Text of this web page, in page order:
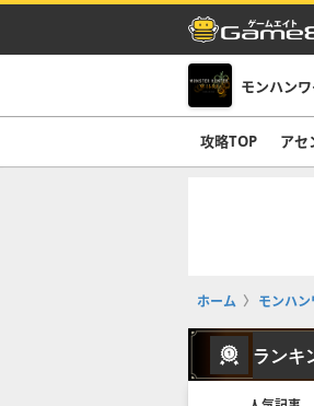
モンハン
攻略TOP アセ
ホーム モンハ
ランキ